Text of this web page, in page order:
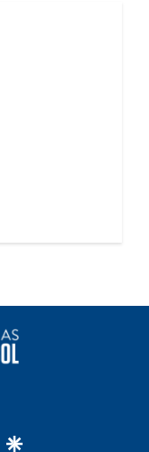
whatsapp
google